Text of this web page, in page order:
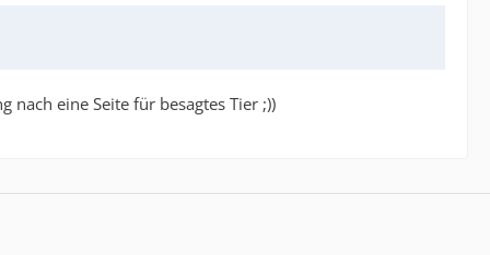
eine Seite für besagtes Tier ;))